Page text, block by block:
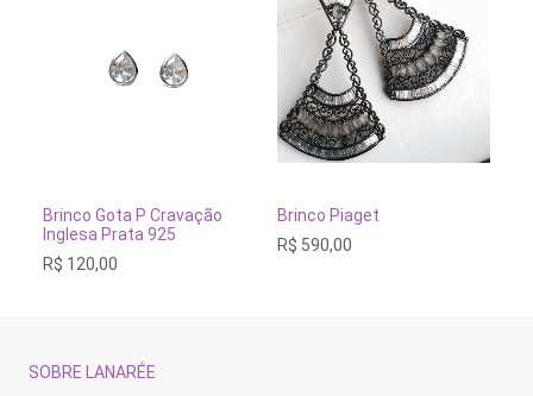
ADICIONAR AO CARRINHO
Brinco Gota P Cravação
Inglesa Prata 925
R$ 120,00
ADICIONAR AO
Brinco Piaget
R$ 590,00
SOBRE LANARÉE